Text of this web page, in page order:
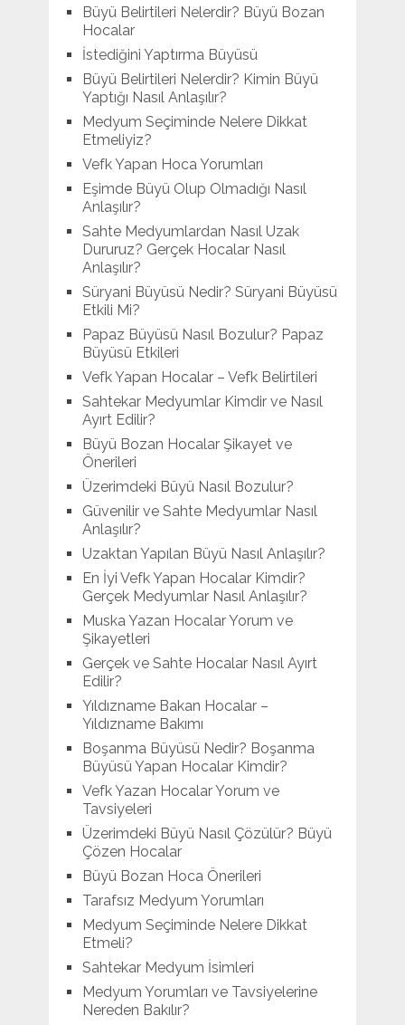
Büyü Belirtileri Nelerdir? Büyü Bozan
Hocalar
İstediğini Yaptırma Büyüsü
Büyü Belirtileri Nelerdir? Kimin Büyü
Yaptığı Nasıl Anlaşılır?
Medyum Seçiminde Nelere Dikkat
Etmeliyiz?
Vefk Yapan Hoca Yorumları
Eşimde Büyü Olup Olmadığı Nasıl
Anlaşılır?
Sahte Medyumlardan Nasıl Uzak
Dururuz? Gerçek Hocalar Nasıl
Anlaşılır?
Süryani Büyüsü Nedir? Süryani Büyüsü
Etkili Mi?
Papaz Büyüsü Nasıl Bozulur? Papaz
Büyüsü Etkileri
Vefk Yapan Hocalar – Vefk Belirtileri
Sahtekar Medyumlar Kimdir ve Nasıl
Ayırt Edilir?
Büyü Bozan Hocalar Şikayet ve
Önerileri
Üzerimdeki Büyü Nasıl Bozulur?
Güvenilir ve Sahte Medyumlar Nasıl
Anlaşılır?
Uzaktan Yapılan Büyü Nasıl Anlaşılır?
En İyi Vefk Yapan Hocalar Kimdir?
Gerçek Medyumlar Nasıl Anlaşılır?
Muska Yazan Hocalar Yorum ve
Şikayetleri
Gerçek ve Sahte Hocalar Nasıl Ayırt
Edilir?
Yıldızname Bakan Hocalar –
Yıldızname Bakımı
Boşanma Büyüsü Nedir? Boşanma
Büyüsü Yapan Hocalar Kimdir?
Vefk Yazan Hocalar Yorum ve
Tavsiyeleri
Üzerimdeki Büyü Nasıl Çözülür? Büyü
Çözen Hocalar
Büyü Bozan Hoca Önerileri
Tarafsız Medyum Yorumları
Medyum Seçiminde Nelere Dikkat
Etmeli?
Sahtekar Medyum İsimleri
Medyum Yorumları ve Tavsiyelerine
Nereden Bakılır?